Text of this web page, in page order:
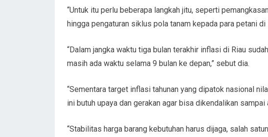
“Untuk itu perlu beberapa langkah jitu, seperti
hingga pengaturan siklus pola tanam kepada para petani di
“Dalam jangka waktu tiga bulan terakhir inflasi di Riau
masih ada waktu selama 9 bulan ke depan,” sebut dia.
“Sementara target inflasi tahunan yang dipatok nasional
ini butuh upaya dan gerakan agar bisa dikendalikan sampai
“Stabilitas harga barang kebutuhan harus dijaga, salah